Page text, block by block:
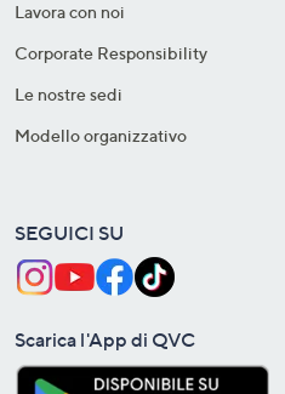
Lavora con noi
Corporate Responsibility
Le nostre sedi
Modello organizzativo
SEGUICI SU
Scarica l'App di QVC